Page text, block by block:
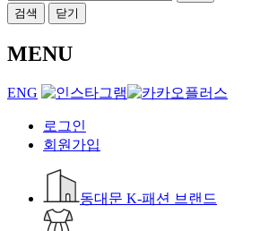
검색
닫기
MENU
ENG
로그인
회원가입
동대문 K-패션 브랜드